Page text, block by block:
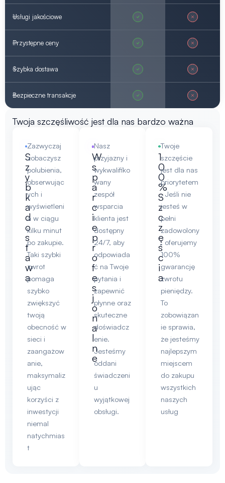
Usługi jakościowe
Przystępne ceny
Szybka dostawa
Bezpieczne transakcje
Twoja szczęśliwość jest dla nas bardzo ważna
S
z
y
b
k
a
d
o
s
t
a
w
a
Zazwyczaj
zobaczysz
polubienia,
obserwując
ych i
wyświetleni
a w ciągu
kilku minut
po zakupie.
Taki szybki
zwrot
pomaga
szybko
zwiększyć
twoją
obecność w
sieci i
zaangażow
anie,
maksymaliz
ując
korzyści z
inwestycji
niemal
natychmias
t
W
s
p
a
r
c
i
e
p
r
o
f
e
s
j
o
n
a
l
n
e
Nasz
przyjazny i
wykwalifiko
wany
zespół
wsparcia
klienta jest
dostępny
24/7, aby
odpowiada
ć na Twoje
pytania i
zapewnić
płynne oraz
skuteczne
doświadcz
enie.
Jesteśmy
oddani
świadczeni
u
wyjątkowej
obsługi.
1
0
0
%
S
z
c
z
ę
ś
c
i
a
Twoje
szczęście
jest dla nas
priorytetem
. Jeśli nie
jesteś w
pełni
zadowolony
, oferujemy
100%
gwarancję
zwrotu
pieniędzy.
To
zobowiązan
ie sprawia,
że jesteśmy
najlepszym
miejscem
do zakupu
wszystkich
naszych
usług